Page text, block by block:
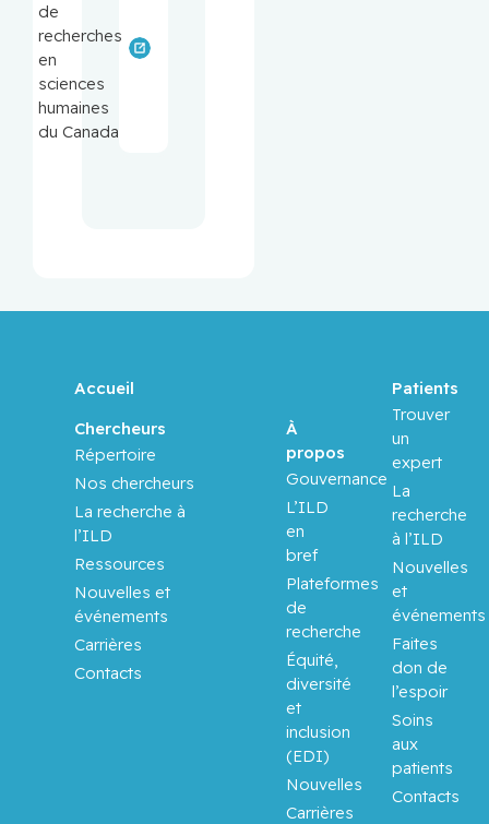
de
recherches
en
sciences
humaines
du Canada
Accueil
Chercheurs
Répertoire
Nos chercheurs
La recherche à
l’ILD
Ressources
Nouvelles et
événements
Carrières
Contacts
À
propos
Gouvernance
L’ILD
en
bref
Plateformes
de
recherche
Équité,
diversité
et
inclusion
(EDI)
Nouvelles
Carrières
Patients
Trouver
un
expert
La
recherche
à l’ILD
Nouvelles
et
événements
Faites
don de
l’espoir
Soins
aux
patients
Contacts